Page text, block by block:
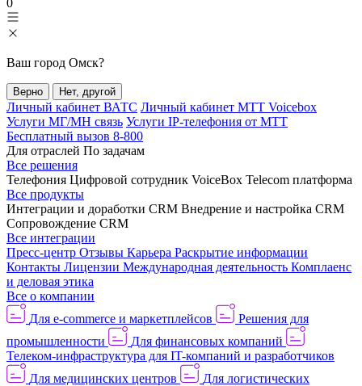
0
Ваш город Омск?
Верно Нет, другой
Личный кабинет ВАТС Личный кабинет МТТ Voicebox
Услуги МГ/МН связь Услуги IP-телефония от МТТ
Бесплатный вызов 8-800
Для отраслей По задачам
Все решения
Телефония Цифровой сотрудник VoiceBox Telecom платформа
Все продукты
Интеграции и доработки CRM Внедрение и настройка CRM
Сопровождение CRM
Все интеграции
Пресс-центр Отзывы Карьера Раскрытие информации
Контакты Лицензии Международная деятельность Комплаенс
и деловая этика
Все о компании
Для e-commerce и маркетплейсов
Решения для
промышленности
Для финансовых компаний
Телеком-инфраструктура для IT-компаний и разработчиков
Для медицинских центров
Для логистических